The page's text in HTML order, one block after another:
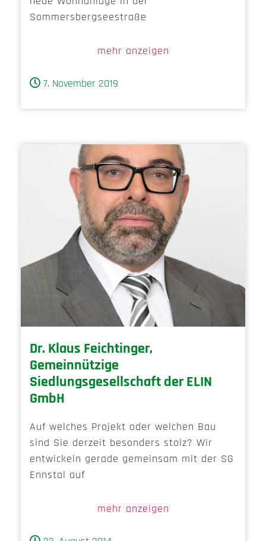
Sommersbergseestraße
mehr anzeigen
7. November 2019
Dr. Klaus Feichtinger,
Gemeinnützige
Siedlungsgesellschaft der ELIN
GmbH
Auf welches Projekt oder welchen Bau
sind Sie derzeit besonders stolz? Wir
entwickeln gerade gemeinsam mit der SG
Ennstal auf
mehr anzeigen